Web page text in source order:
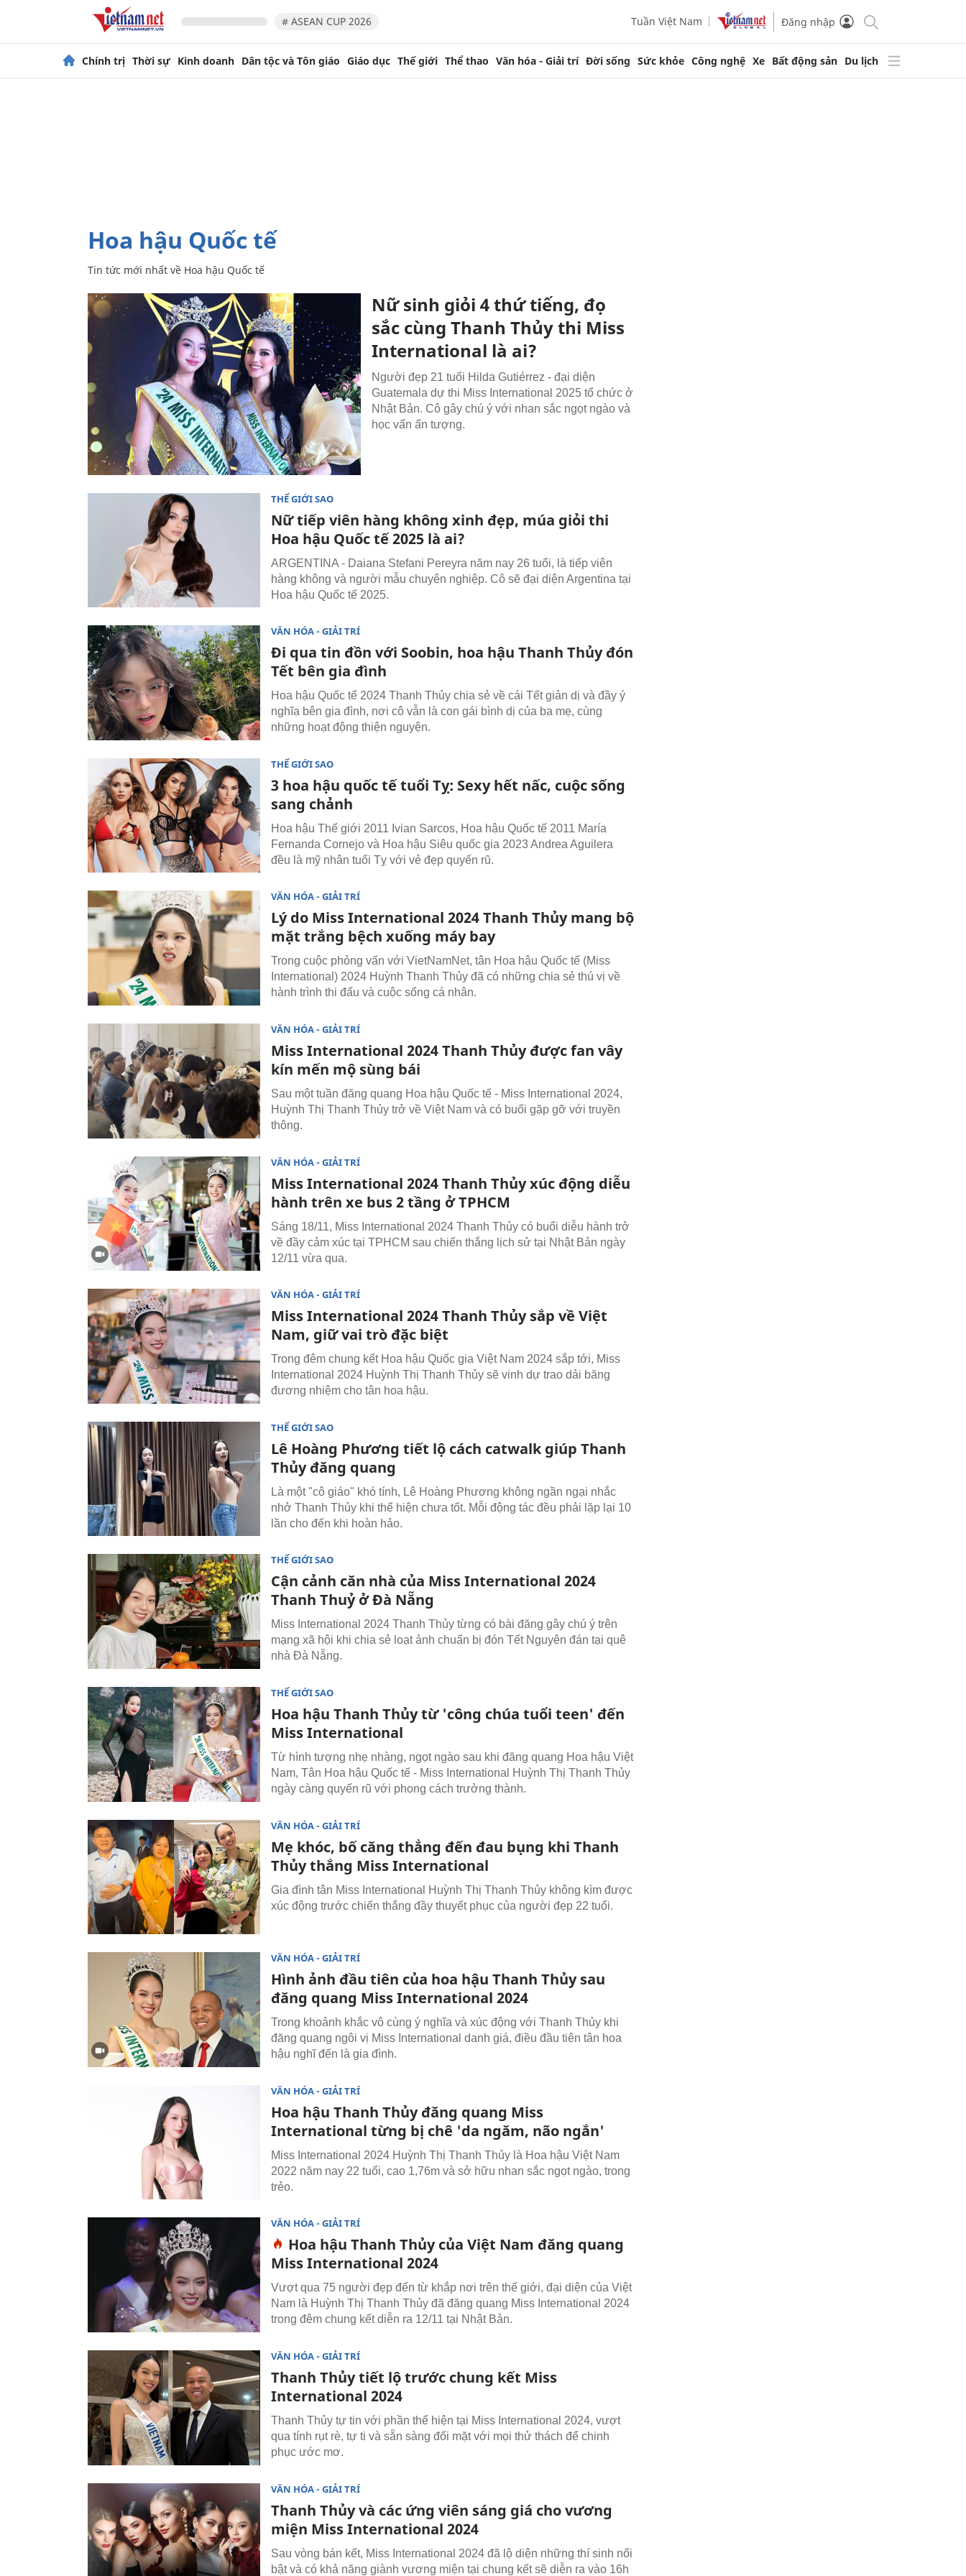
# ASEAN CUP 2026 Tuần Việt Nam Đăng nhập
Chính trị Thời sự Kinh doanh Dân tộc và Tôn giáo Giáo dục Thế giới Thể thao Văn hóa - Giải trí Đời sống Sức khỏe Công nghệ Xe Bất động sản Du lịch
Hoa hậu Quốc tế
Tin tức mới nhất về Hoa hậu Quốc tế
Nữ sinh giỏi 4 thứ tiếng, đọ
sắc cùng Thanh Thủy thi Miss
International là ai?
Người đẹp 21 tuổi Hilda Gutiérrez - đại diện
Guatemala dự thi Miss International 2025 tổ chức ở
Nhật Bản. Cô gây chú ý với nhan sắc ngọt ngào và
học vấn ấn tượng.
THẾ GIỚI SAO
Nữ tiếp viên hàng không xinh đẹp, múa giỏi thi
Hoa hậu Quốc tế 2025 là ai?
ARGENTINA - Daiana Stefani Pereyra năm nay 26 tuổi, là tiếp viên
hàng không và người mẫu chuyên nghiệp. Cô sẽ đại diện Argentina tại
Hoa hậu Quốc tế 2025.
VĂN HÓA - GIẢI TRÍ
Đi qua tin đồn với Soobin, hoa hậu Thanh Thủy đón
Tết bên gia đình
Hoa hậu Quốc tế 2024 Thanh Thủy chia sẻ về cái Tết giản dị và đầy ý
nghĩa bên gia đình, nơi cô vẫn là con gái bình dị của ba mẹ, cùng
những hoạt động thiện nguyện.
THẾ GIỚI SAO
3 hoa hậu quốc tế tuổi Tỵ: Sexy hết nấc, cuộc sống
sang chảnh
Hoa hậu Thế giới 2011 Ivian Sarcos, Hoa hậu Quốc tế 2011 María
Fernanda Cornejo và Hoa hậu Siêu quốc gia 2023 Andrea Aguilera
đều là mỹ nhân tuổi Tỵ với vẻ đẹp quyến rũ.
VĂN HÓA - GIẢI TRÍ
Lý do Miss International 2024 Thanh Thủy mang bộ
mặt trắng bệch xuống máy bay
Trong cuộc phỏng vấn với VietNamNet, tân Hoa hậu Quốc tế (Miss
International) 2024 Huỳnh Thanh Thủy đã có những chia sẻ thú vị về
hành trình thi đấu và cuộc sống cá nhân.
VĂN HÓA - GIẢI TRÍ
Miss International 2024 Thanh Thủy được fan vây
kín mến mộ sùng bái
Sau một tuần đăng quang Hoa hậu Quốc tế - Miss International 2024,
Huỳnh Thị Thanh Thủy trở về Việt Nam và có buổi gặp gỡ với truyền
thông.
VĂN HÓA - GIẢI TRÍ
Miss International 2024 Thanh Thủy xúc động diễu
hành trên xe bus 2 tầng ở TPHCM
Sáng 18/11, Miss International 2024 Thanh Thủy có buổi diễu hành trở
về đầy cảm xúc tại TPHCM sau chiến thắng lịch sử tại Nhật Bản ngày
12/11 vừa qua.
VĂN HÓA - GIẢI TRÍ
Miss International 2024 Thanh Thủy sắp về Việt
Nam, giữ vai trò đặc biệt
Trong đêm chung kết Hoa hậu Quốc gia Việt Nam 2024 sắp tới, Miss
International 2024 Huỳnh Thị Thanh Thủy sẽ vinh dự trao dải băng
đương nhiệm cho tân hoa hậu.
THẾ GIỚI SAO
Lê Hoàng Phương tiết lộ cách catwalk giúp Thanh
Thủy đăng quang
Là một "cô giáo" khó tính, Lê Hoàng Phương không ngần ngại nhắc
nhở Thanh Thủy khi thể hiện chưa tốt. Mỗi động tác đều phải lặp lại 10
lần cho đến khi hoàn hảo.
THẾ GIỚI SAO
Cận cảnh căn nhà của Miss International 2024
Thanh Thuỷ ở Đà Nẵng
Miss International 2024 Thanh Thủy từng có bài đăng gây chú ý trên
mạng xã hội khi chia sẻ loạt ảnh chuẩn bị đón Tết Nguyên đán tại quê
nhà Đà Nẵng.
THẾ GIỚI SAO
Hoa hậu Thanh Thủy từ 'công chúa tuổi teen' đến
Miss International
Từ hình tượng nhẹ nhàng, ngọt ngào sau khi đăng quang Hoa hậu Việt
Nam, Tân Hoa hậu Quốc tế - Miss International Huỳnh Thị Thanh Thủy
ngày càng quyến rũ với phong cách trưởng thành.
VĂN HÓA - GIẢI TRÍ
Mẹ khóc, bố căng thẳng đến đau bụng khi Thanh
Thủy thắng Miss International
Gia đình tân Miss International Huỳnh Thị Thanh Thủy không kìm được
xúc động trước chiến thắng đầy thuyết phục của người đẹp 22 tuổi.
VĂN HÓA - GIẢI TRÍ
Hình ảnh đầu tiên của hoa hậu Thanh Thủy sau
đăng quang Miss International 2024
Trong khoảnh khắc vô cùng ý nghĩa và xúc động với Thanh Thủy khi
đăng quang ngôi vị Miss International danh giá, điều đầu tiên tân hoa
hậu nghĩ đến là gia đình.
VĂN HÓA - GIẢI TRÍ
Hoa hậu Thanh Thủy đăng quang Miss
International từng bị chê 'da ngăm, não ngắn'
Miss International 2024 Huỳnh Thị Thanh Thủy là Hoa hậu Việt Nam
2022 năm nay 22 tuổi, cao 1,76m và sở hữu nhan sắc ngọt ngào, trong
trẻo.
VĂN HÓA - GIẢI TRÍ
Hoa hậu Thanh Thủy của Việt Nam đăng quang
Miss International 2024
Vượt qua 75 người đẹp đến từ khắp nơi trên thế giới, đại diện của Việt
Nam là Huỳnh Thị Thanh Thủy đã đăng quang Miss International 2024
trong đêm chung kết diễn ra 12/11 tại Nhật Bản.
VĂN HÓA - GIẢI TRÍ
Thanh Thủy tiết lộ trước chung kết Miss
International 2024
Thanh Thủy tự tin với phần thể hiện tại Miss International 2024, vượt
qua tính rụt rè, tự ti và sẵn sàng đối mặt với mọi thử thách để chinh
phục ước mơ.
VĂN HÓA - GIẢI TRÍ
Thanh Thủy và các ứng viên sáng giá cho vương
miện Miss International 2024
Sau vòng bán kết, Miss International 2024 đã lộ diện những thí sinh nổi
bật và có khả năng giành vương miện tại chung kết sẽ diễn ra vào 16h